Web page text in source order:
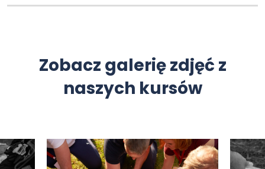
Zobacz galerię zdjęć z
naszych kursów